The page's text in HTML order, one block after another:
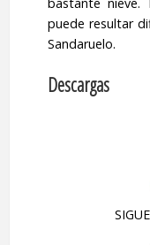
puede resultar
Sandaruelo.
Descargas